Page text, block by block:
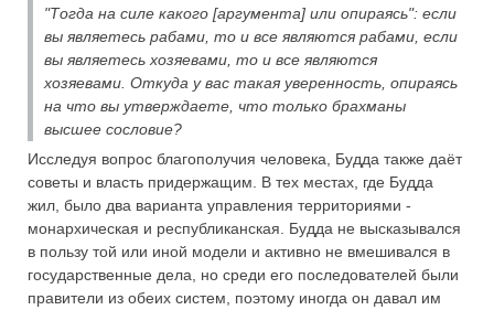
"Тогда на силе какого [аргумента] или опираясь": если
вы являетесь рабами, то и все являются рабами, если
вы являетесь хозяевами, то и все являются
хозяевами. Откуда у вас такая уверенность, опираясь
на что вы утверждаете, что только брахманы
высшее сословие?
Исследуя вопрос благополучия человека, Будда также даёт
советы и власть придержащим. В тех местах, где Будда
жил, было два варианта управления территориями -
монархическая и республиканская. Будда не высказывался
в пользу той или иной модели и активно не вмешивался в
государственные дела, но среди его последователей были
правители из обеих систем, поэтому иногда он давал им